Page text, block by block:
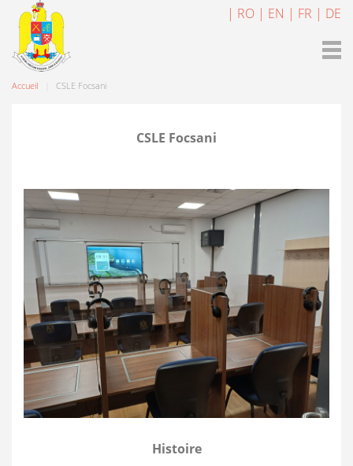
| RO | EN | FR | DE
Accueil CSLE Focsani
CSLE Focsani
Histoire